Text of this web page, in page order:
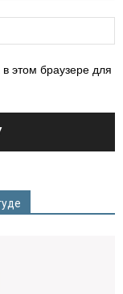
этом браузере для